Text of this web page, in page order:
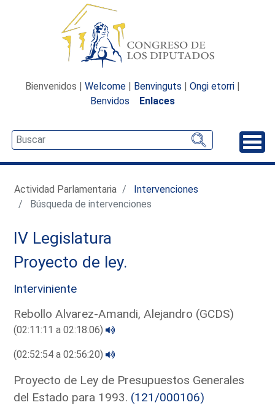
Bienvenidos | Welcome | Benvinguts | Ongi etorri |
Benvidos
Enlaces
Actividad Parlamentaria
Intervenciones
Búsqueda de intervenciones
IV Legislatura
Proyecto de ley.
Interviniente
Rebollo Alvarez-Amandi, Alejandro (GCDS)
(02:11:11 a 02:18:06)
(02:52:54 a 02:56:20)
Proyecto de Ley de Presupuestos Generales
del Estado para 1993. (121/000106)